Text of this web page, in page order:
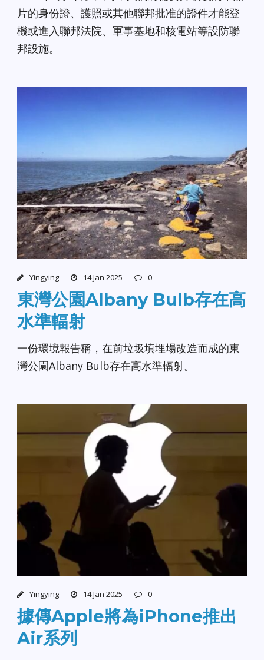
片的身份證、護照或其他聯邦批准的證件才能登
機或進入聯邦法院、軍事基地和核電站等設防聯
邦設施。
Yingying 14 Jan 2025 0
東灣公園Albany Bulb存在高
水準輻射
一份環境報告稱，在前垃圾填埋場改造而成的東
灣公園Albany Bulb存在高水準輻射。
Yingying 14 Jan 2025 0
據傳Apple將為iPhone推出
Air系列